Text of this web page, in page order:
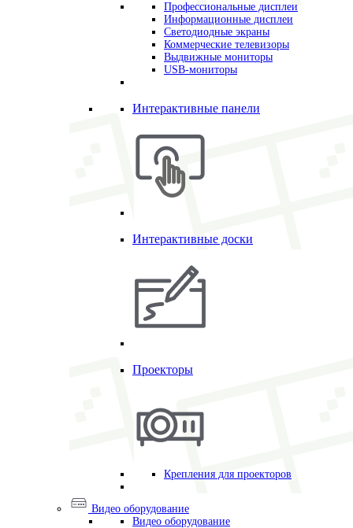
Профессиональные дисплеи
Информационные дисплеи
Светодиодные экраны
Коммерческие телевизоры
Выдвижные мониторы
USB-мониторы
Интерактивные панели
Интерактивные доски
Проекторы
Крепления для проекторов
Видео оборудование
Видео оборудование